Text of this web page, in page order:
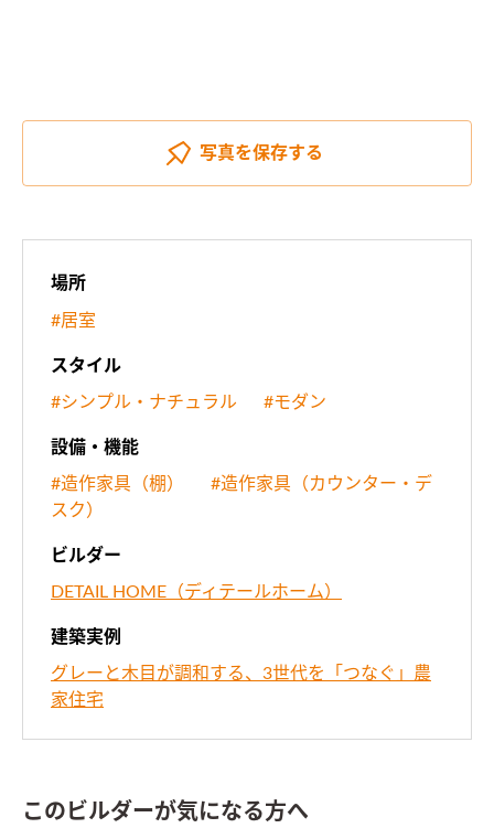
写真を保存する
場所
#居室
スタイル
#シンプル・ナチュラル #モダン
設備・機能
#造作家具（棚）
#造作家具（カウンター・デ
スク）
ビルダー
DETAIL HOME（ディテールホーム）
建築実例
グレーと木目が調和する、3世代を「つなぐ」農
家住宅
このビルダーが気になる方へ